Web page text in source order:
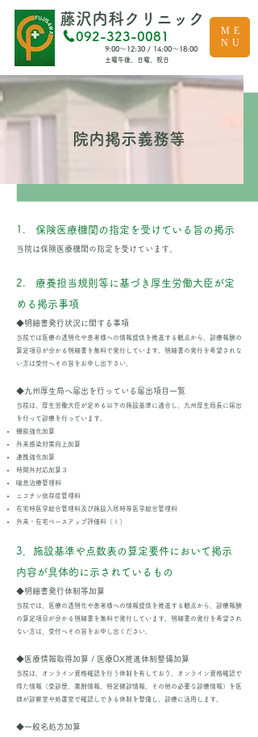
ME
NU
​藤沢内科クリニック
092-323-0081
​9:00～12:30 / 14:00～18:00
​土曜午後、日曜、祝日
院内掲示義務等
1. 保険医療機関の指定を受けて いる 旨の掲示
当院は保険医療機関の指定を受けています。
2. 療養担当規則等に基づき厚生労働大臣が定
める掲示事項
◆明細書発行状況に関する事項
当院では医療の透明化や患者様への情報提供を推進する観点から、診療報酬の
算定項目が分かる明細書を無料で発行しています。明細書の発行を希望されな
い方は受付へその旨をお申し出下さい。
◆九州厚生局へ届出を行っている届出項目一覧
当院は、厚生労働大臣が定める以下の施設基準に適合し、九州厚生局長に届出
を行って診療を行っています。
機能強化加算
外来感染対策向上加算
連携強化加算
時間外対応加算３
喘息治療管理料
ニコチン依存症管理料
在宅時医学総合管理料及び施設入居時等医学総合管理料
外来・在宅ベースアップ評価料（Ⅰ）
3．施設基準や点数表の算定要件において掲示
内容が具体的に示されているもの
◆明細書発行体制等加算
当院では、医療の透明化や患者様への情報提供を推進する観点から、診療報酬
の算定項目が分かる明細書を無料で発行しています。明細書の発行を希望され
ない方は、受付へその旨をお申し出ください。
◆医療情報取得加算 / 医療DX推進体制整備加算
当院は、オンライン資格確認を行う体制を有しており、オンライン資格確認で
得た情報（受診歴、薬剤情報、特定健診情報、その他の必要な診療情報）を医
師が診察室や処置室で確認しできる体制を整備し、診療に活用します。
◆一般名処方加算